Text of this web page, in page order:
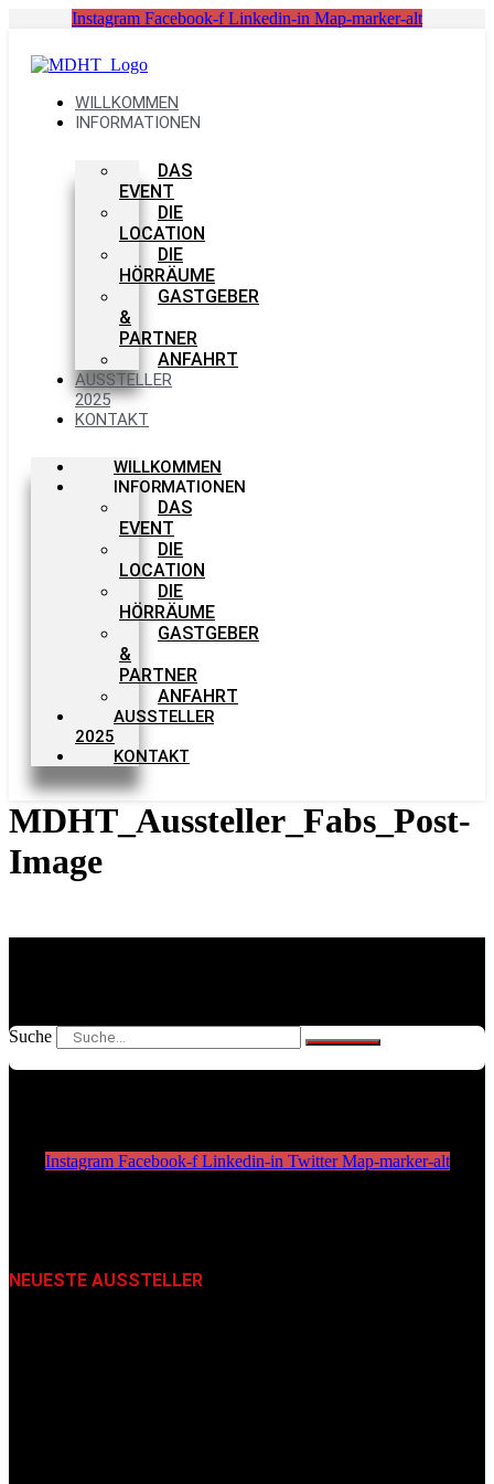
springen
Instagram Facebook-f Linkedin-in Map-marker-alt
WILLKOMMEN
INFORMATIONEN
DAS
EVENT
DIE
LOCATION
DIE
HÖRRÄUME
GASTGEBER
&
PARTNER
ANFAHRT
AUSSTELLER
2025
KONTAKT
WILLKOMMEN
INFORMATIONEN
DAS
EVENT
DIE
LOCATION
DIE
HÖRRÄUME
GASTGEBER
&
PARTNER
ANFAHRT
AUSSTELLER
2025
KONTAKT
MDHT_Aussteller_Fabs_Post-
Image
Suche
Instagram Facebook-f Linkedin-in Twitter Map-marker-alt
NEUESTE AUSSTELLER